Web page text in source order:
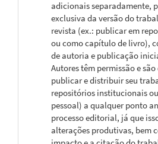
adicionais separadamente,
exclusiva da versão do
revista (ex.: publicar em
ou como capítulo de livro),
de autoria e publicação
Autores têm permissão e
publicar e distribuir seu
repositórios institucionais
pessoal) a qualquer ponto
processo editorial, já que
alterações produtivas, bem